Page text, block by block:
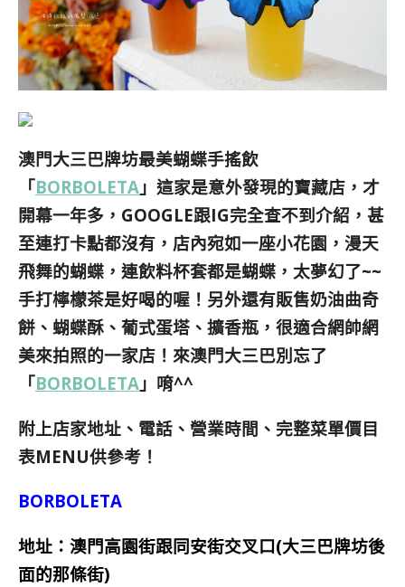
澳門大三巴牌坊最美蝴蝶手搖飲
「BORBOLETA 」這家是意外發現的寶藏店，才
開幕一年多，GOOGLE跟IG完全查不到介紹，甚
至連打卡點都沒有，店內宛如一座小花園，漫天
飛舞的蝴蝶，連飲料杯套都是蝴蝶，太夢幻了~~
手打檸檬茶是好喝的喔！另外還有販售奶油曲奇
餅、蝴蝶酥、葡式蛋塔、擴香瓶，很適合網帥網
美來拍照的一家店！來澳門大三巴別忘了
「BORBOLETA 」唷^^
附上店家地址、電話、營業時間、完整菜單價目
表MENU供參考！
BORBOLETA
地址：澳門高園街跟同安街交叉口(大三巴牌坊後
面的那條街)